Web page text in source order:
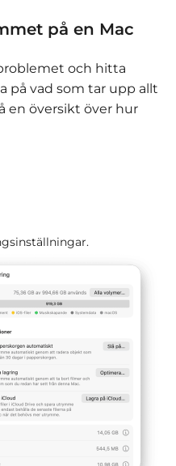
på en Mac
och hitta
på vad som tar upp allt
en översikt över hur